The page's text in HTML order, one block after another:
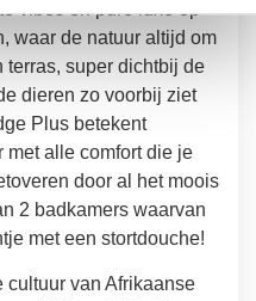
vibes en pure luxe op
waar de natuur altijd om
super dichtbij de
dieren zo voorbij ziet
Plus betekent
alle comfort die je
door al het moois
2 badkamers waarvan
met een stortdouche!
cultuur van Afrikaanse